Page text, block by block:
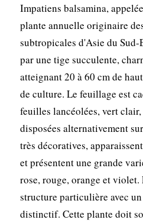
Impatiens balsamina,
plante annuelle originaire
subtropicales d'Asie du Sud-
par une tige succulente,
atteignant 20 à 60 cm de
de culture. Le feuillage est
feuilles lancéolées, vert
disposées alternativement
très décoratives,
et présentent une grande
rose, rouge, orange et violet.
structure particulière avec
distinctif. Cette plante doit